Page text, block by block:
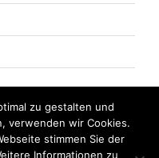
zu gestalten und
verwenden wir Cookies.
stimmen Sie der
Informationen zu